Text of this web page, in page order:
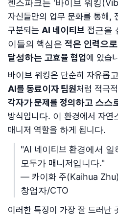
젠스파크는 '바이브 워킹
자신들만의 업무 문화를 통해,
구분되는 AI 네이티브 접근을
이들의 핵심은 적은 인력으
달성하는 고효율 협업에 있습
바이브 워킹은 단순히 자유롭
AI를 동료이자 팀원처럼 적극
각자가 문제를 정의하고 스스
방식입니다. 이 환경에서 자
매니저 역할을 하게 됩니다.
"AI 네이티브 환경에서
모두가 매니저입니다."
— 카이화 주(Kaihua
창업자/CTO
이러한 특징이 가장 잘 드러난